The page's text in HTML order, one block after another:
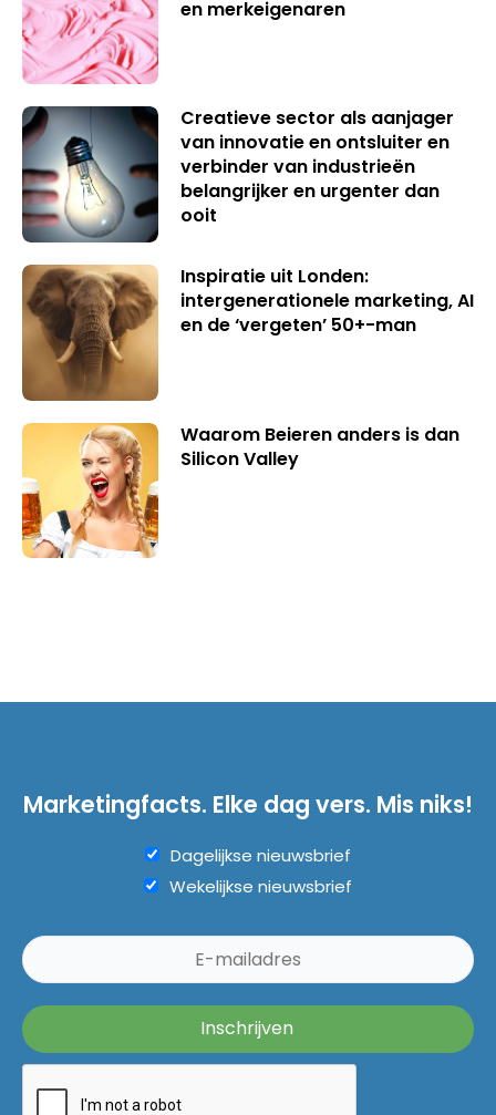
en merkeigenaren
Creatieve sector als aanjager
van innovatie en ontsluiter en
verbinder van industrieën
belangrijker en urgenter dan
ooit
Inspiratie uit Londen:
intergenerationele marketing, AI
en de ‘vergeten’ 50+-man
Waarom Beieren anders is dan
Silicon Valley
Marketingfacts. Elke dag vers. Mis niks!
Dagelijkse nieuwsbrief
Wekelijkse nieuwsbrief